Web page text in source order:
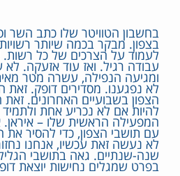
בחשבון הטוויטר שלו כתב השר
בצפון. מבקר בכמה שיותר
לעמוד על הצרכים של כל רשות.
עבודה רגיל. ואז עוד אזעקה. לא
ומגיעה הנפילה, עשרה מטר
לא נפגענו. מסדירים דופק. זאת
הצפון בשבועיים האחרונים.
להיות אם לא נכריע אחת
המפעילה הראשית שלו – איראן.
עם תושבי הצפון, כדי להסיר את
לא נעשה זאת עכשיו, אנחנו
שנה-שנתיים. גאה בתושבי
בפרט שמגלים נחישות יוצאת